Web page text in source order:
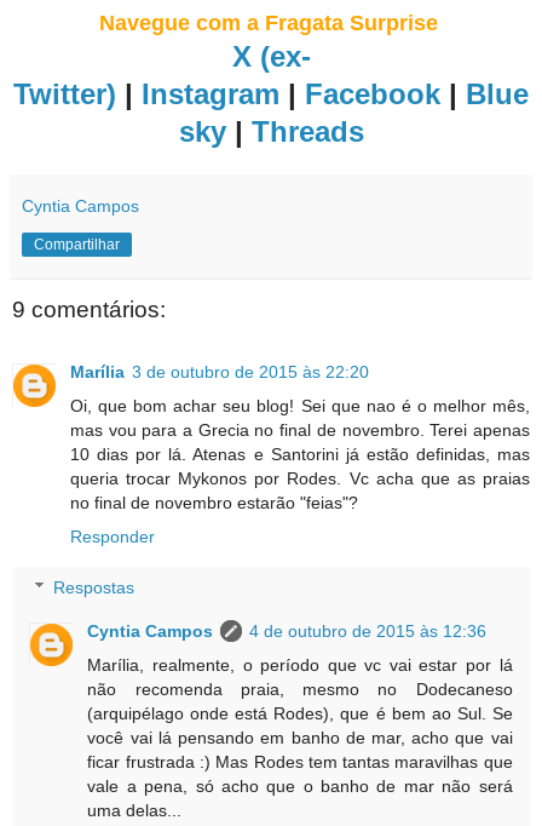
Navegue com a Fragata Surprise
X (ex-
Twitter) | Instagram | Facebook | Blue
sky| Threads
Cyntia Campos
Compartilhar
9 comentários:
Marília 3 de outubro de 2015 às 22:20
Oi, que bom achar seu blog! Sei que nao é o melhor mês,
mas vou para a Grecia no final de novembro. Terei apenas
10 dias por lá. Atenas e Santorini já estão definidas, mas
queria trocar Mykonos por Rodes. Vc acha que as praias
no final de novembro estarão "feias"?
Responder
Respostas
Cyntia Campos
4 de outubro de 2015 às 12:36
Marília, realmente, o período que vc vai estar por lá
não recomenda praia, mesmo no Dodecaneso
(arquipélago onde está Rodes), que é bem ao Sul. Se
você vai lá pensando em banho de mar, acho que vai
ficar frustrada :) Mas Rodes tem tantas maravilhas que
vale a pena, só acho que o banho de mar não será
uma delas...